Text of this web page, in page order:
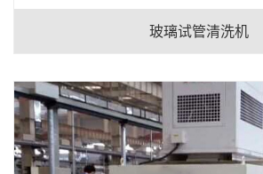
玻璃试管清洗机